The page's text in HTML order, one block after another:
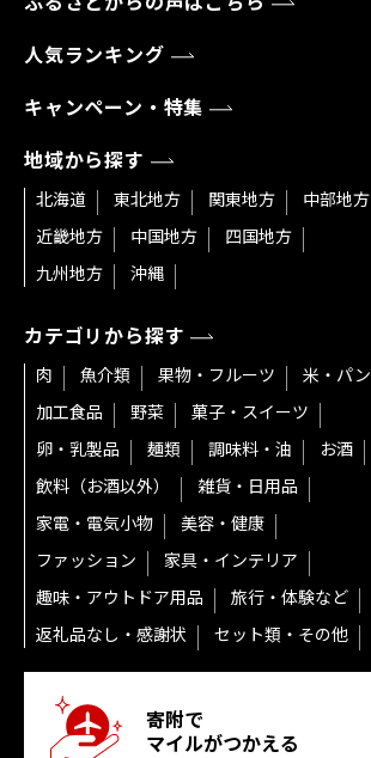
人気ランキング
キャンペーン・特集
地域から探す
北海道 東北地方 関東地方
中部地方
近畿地方
中国地方
四国地方
九州地方
沖縄
カテゴリから探す
肉 魚介類 果物・フルーツ
米・パン
加工食品
野菜
菓子・スイーツ
卵・乳製品
麺類 調味料・油
お酒
飲料（お酒以外）
雑貨・日用品
家電・電気小物
美容・健康
ファッション
家具・インテリア
趣味・アウトドア用品
旅行・体験など
返礼品なし・感謝状
セット類・その他
寄附で
マイルがつかえる